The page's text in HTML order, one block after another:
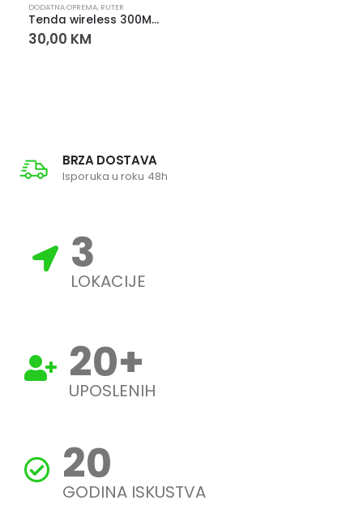
DODATNA OPREMA, RUTER
Tenda wireless 300Mbps
30,00 KM
BRZA DOSTAVA
Isporuka u roku 48h
3
LOKACIJE
20+
UPOSLENIH
20
GODINA ISKUSTVA